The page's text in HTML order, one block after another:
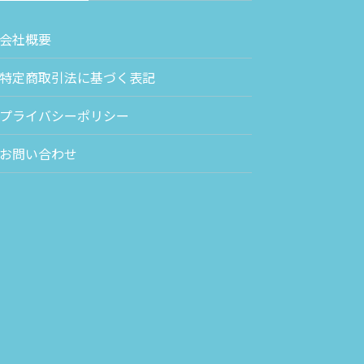
会社概要
特定商取引法に基づく表記
プライバシーポリシー
お問い合わせ